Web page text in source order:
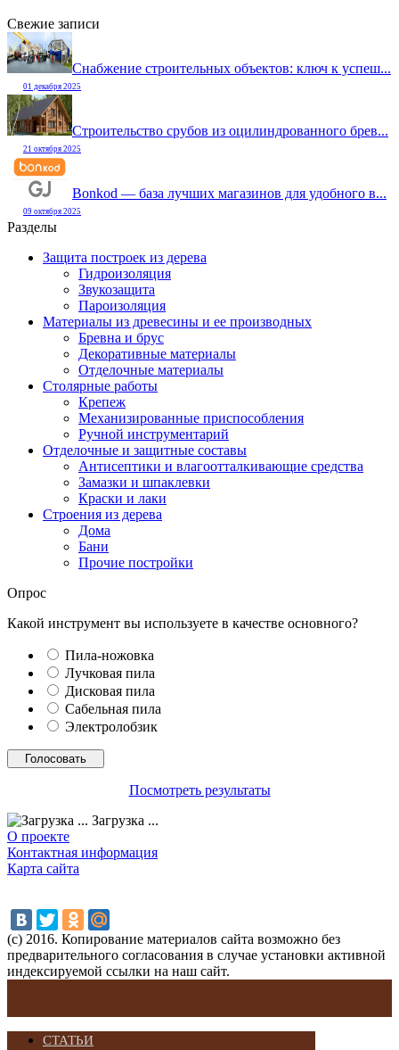
Свежие записи
Снабжение строительных объектов: ключ к успеш...
01 декабря 2025
Строительство срубов из оцилиндрованного брев...
21 октября 2025
Bonkod — база лучших магазинов для удобного в...
09 октября 2025
Разделы
Защита построек из дерева
Гидроизоляция
Звукозащита
Пароизоляция
Материалы из древесины и ее производных
Бревна и брус
Декоративные материалы
Отделочные материалы
Столярные работы
Крепеж
Механизированные приспособления
Ручной инструментарий
Отделочные и защитные составы
Антисептики и влагоотталкивающие средства
Замазки и шпаклевки
Краски и лаки
Строения из дерева
Дома
Бани
Прочие постройки
Опрос
Какой инструмент вы используете в качестве основного?
Пила-ножовка
Лучковая пила
Дисковая пила
Сабельная пила
Электролобзик
Посмотреть результаты
Загрузка ...
О проекте
Контактная информация
Карта сайта
(с) 2016. Копирование материалов сайта возможно без
предварительного согласования в случае установки активной
индексируемой ссылки на наш сайт.
СТАТЬИ